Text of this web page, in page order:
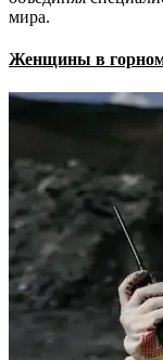
мира.
Женщины в